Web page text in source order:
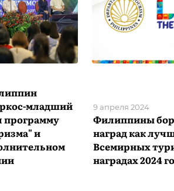
младший
программу
и
Филиппины
наград как
Всемирных
наградах 2024
9 апреля 2024